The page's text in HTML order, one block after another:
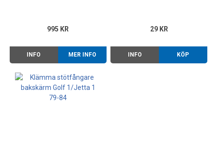
995 KR
INFO MER INFO
29 KR
INFO KÖP